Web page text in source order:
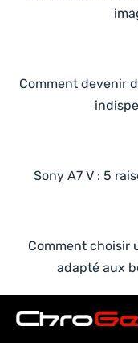
Comment devenir
Sony A7 V : 5
Comment choisir
adapté aux